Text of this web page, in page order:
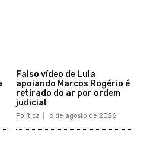
Falso vídeo de Lula
apoiando Marcos Rogério é
retirado do ar por ordem
judicial
Política 6 de agosto de 2026